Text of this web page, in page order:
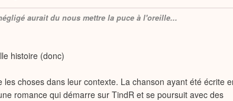
aurait du nous mettre la puce à l'oreille...
histoire (donc)
choses dans leur contexte. La chanson ayant été écrite
romance qui démarre sur TindR et se poursuit avec des